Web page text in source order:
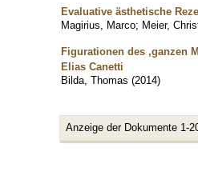
Evaluative ästhetische
Magirius, Marco; Meier,
Figurationen des ,ganzen
Elias Canetti
Bilda, Thomas (2014)
Anzeige der Dokumente 1-